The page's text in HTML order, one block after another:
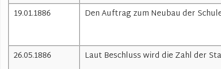
19.01.1886 Den Auftrag zum Neubau der
26.05.1886 Laut Beschluss wird die Zahl der